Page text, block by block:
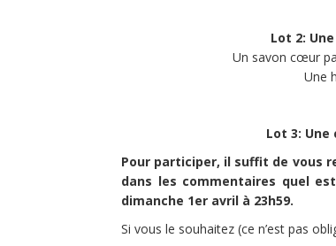
Lot 2:
Un savon cœur
Une
Lot 3:
Pour participer, il suffit de vous
dans les commentaires quel
dimanche 1er avril à 23h59.
Si vous le souhaitez (ce n’est pas